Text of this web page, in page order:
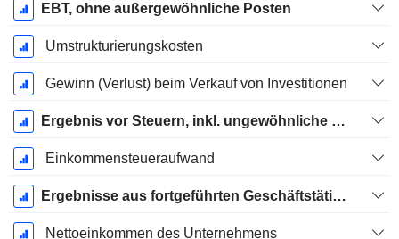
EBT, ohne außergewöhnliche Posten
Umstrukturierungskosten
Gewinn (Verlust) beim Verkauf von Investitionen
Ergebnis vor Steuern, inkl. ungewöhnliche Posten
Einkommensteueraufwand
Ergebnisse aus fortgeführten Geschäftstätigkeiten
Nettoeinkommen des Unternehmens